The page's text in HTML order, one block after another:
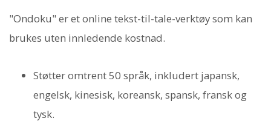
"Ondoku" er et online tekst-til-tale-verktøy som kan
brukes uten innledende kostnad.
Støtter omtrent 50 språk, inkludert japansk,
engelsk, kinesisk, koreansk, spansk, fransk og
tysk.